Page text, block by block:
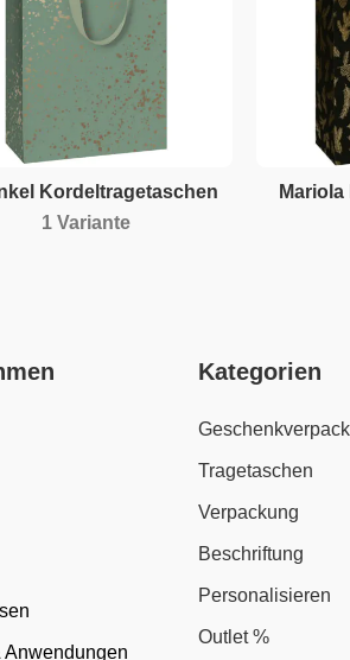
Kordeltragetaschen
1 Variante
Anwendungen
Kategorien
Tragetaschen
Verpackung
Beschriftung
Personalisieren
Outlet %